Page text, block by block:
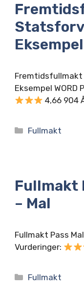
Eksempel
Eksempel WORD
4,66 904
Kategorier
Fullmakt
Fullmakt
– Mal
Fullmakt Pass
Vurderinger:
Kategorier
Fullmakt